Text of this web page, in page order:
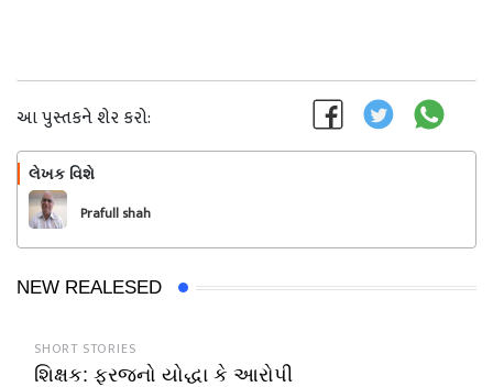
આ પુસ્તકને શેર કરો:
લેખક વિશે
Prafull shah
NEW REALESED
SHORT STORIES
શિક્ષક: ફરજનો યોદ્ધા કે આરોપી